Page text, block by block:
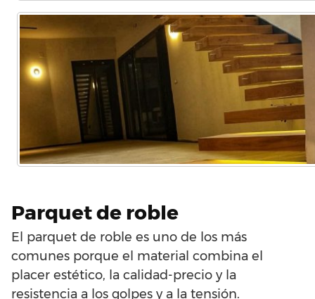
Parquet de roble
El parquet de roble es uno de los más
comunes porque el material combina el
placer estético, la calidad-precio y la
resistencia a los golpes y a la tensión.